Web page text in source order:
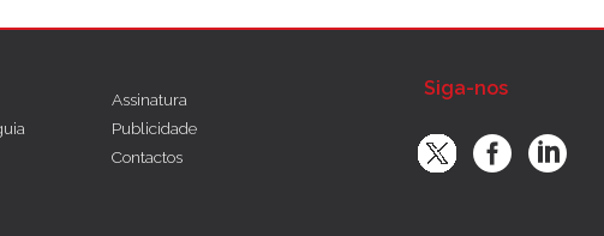
Assinatura
Publicidade
Contactos
Siga-nos